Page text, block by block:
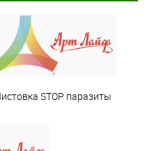
STOP паразиты